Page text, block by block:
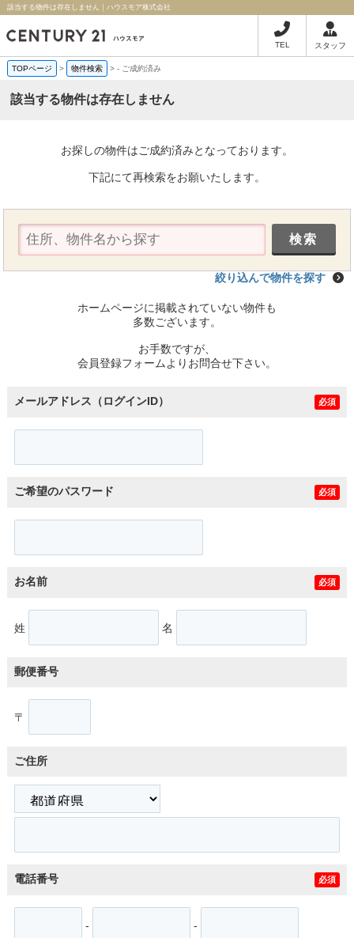
該当する物件は存在しません｜ハウスモア株式会社
TEL スタッフ
TOPページ > 物件検索 >- ご成約済み
該当する物件は存在しません
お探しの物件はご成約済みとなっております。
下記にて再検索をお願いたします。
絞り込んで物件を探す
ホームページに掲載されていない物件も
多数ございます。
お手数ですが、
会員登録フォームよりお問合せ下さい。
メールアドレス（ログインID） 必須
ご希望のパスワード 必須
お名前 必須
姓 名
郵便番号
〒
ご住所
電話番号 必須
- -